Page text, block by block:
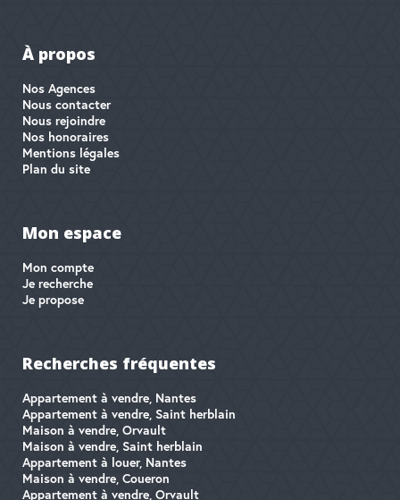
À propos
Nos Agences
Nous contacter
Nous rejoindre
Nos honoraires
Mentions légales
Plan du site
Mon espace
Mon compte
Je recherche
Je propose
Recherches fréquentes
Appartement à vendre, Nantes
Appartement à vendre, Saint herblain
Maison à vendre, Orvault
Maison à vendre, Saint herblain
Appartement à louer, Nantes
Maison à vendre, Coueron
Appartement à vendre, Orvault